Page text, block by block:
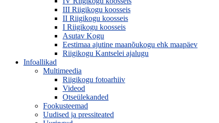
III Riigikogu koosseis
II Riigikogu koosseis
I Riigikogu koosseis
Asutav Kogu
Eestimaa ajutine maanõukogu ehk maapäev
Riigikogu Kantselei ajalugu
Infoallikad
Multimeedia
Riigikogu fotoarhiiv
Videod
Otseülekanded
Fookusteemad
Uudised ja pressiteated